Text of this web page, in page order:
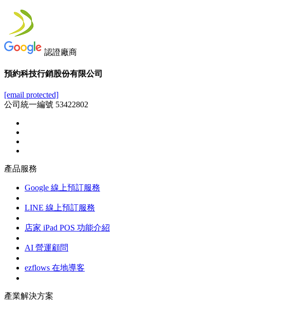
認證廠商
預約科技行銷股份有限公司
[email protected]
公司統一編號 53422802
產品服務
Google 線上預訂服務
LINE 線上預訂服務
店家 iPad POS 功能介紹
AI 營運顧問
ezflows 在地導客
產業解決方案